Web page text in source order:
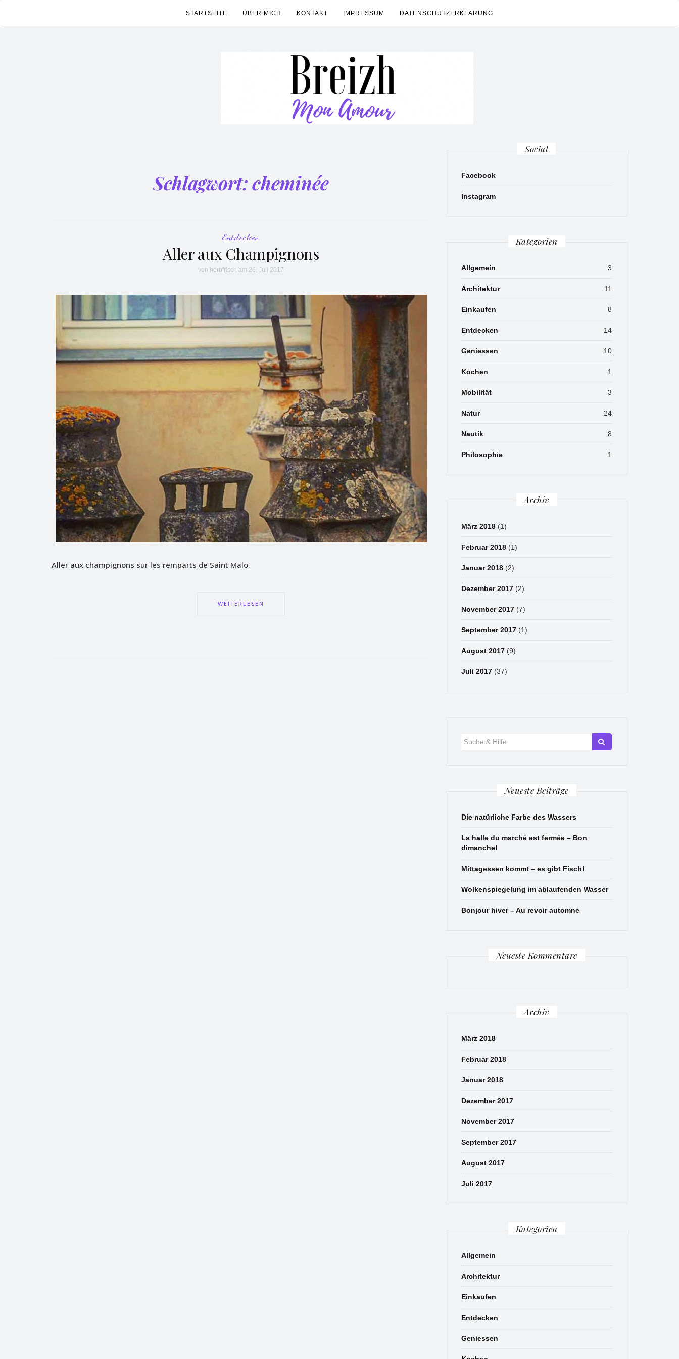
STARTSEITE ÜBER MICH KONTAKT IMPRESSUM DATENSCHUTZERKLÄRUNG
Schlagwort:cheminée
Entdecken
Aller aux Champignons
von herbfrisch am 26. Juli 2017
Aller aux champignons sur les remparts de Saint Malo.
WEITERLESEN
Social
Facebook
Instagram
Kategorien
Allgemein 3
Architektur 11
Einkaufen 8
Entdecken 14
Geniessen 10
Kochen 1
Mobilität 3
Natur 24
Nautik 8
Philosophie 1
Archiv
März 2018 (1)
Februar 2018 (1)
Januar 2018 (2)
Dezember 2017 (2)
November 2017 (7)
September 2017 (1)
August 2017 (9)
Juli 2017 (37)
Neueste Beiträge
Die natürliche Farbe des Wassers
La halle du marché est fermée – Bon
dimanche!
Mittagessen kommt – es gibt Fisch!
Wolkenspiegelung im ablaufenden Wasser
Bonjour hiver – Au revoir automne
Neueste Kommentare
Archiv
März 2018
Februar 2018
Januar 2018
Dezember 2017
November 2017
September 2017
August 2017
Juli 2017
Kategorien
Allgemein
Architektur
Einkaufen
Entdecken
Geniessen